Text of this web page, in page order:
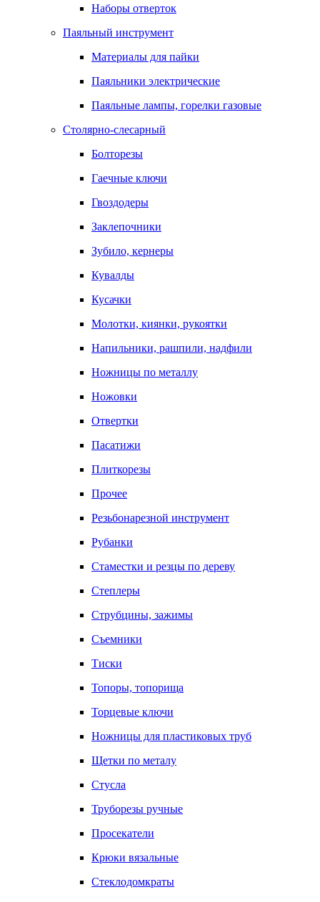
Наборы отверток
Паяльный инструмент
Материалы для пайки
Паяльники электрические
Паяльные лампы, горелки газовые
Столярно-слесарный
Болторезы
Гаечные ключи
Гвоздодеры
Заклепочники
Зубило, кернеры
Кувалды
Кусачки
Молотки, киянки, рукоятки
Напильники, рашпили, надфили
Ножницы по металлу
Ножовки
Отвертки
Пасатижи
Плиткорезы
Прочее
Резьбонарезной инструмент
Рубанки
Стаместки и резцы по дереву
Степлеры
Струбцины, зажимы
Съемники
Тиски
Топоры, топорища
Торцевые ключи
Ножницы для пластиковых труб
Щетки по металу
Стусла
Труборезы ручные
Просекатели
Крюки вязальные
Стеклодомкраты